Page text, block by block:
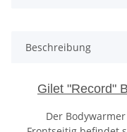
Beschreibung
Gilet "Record"
Der